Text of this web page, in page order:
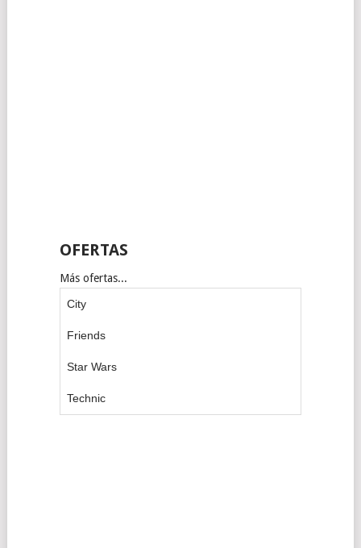
OFERTAS
Más ofertas...
City
Friends
Star Wars
Technic